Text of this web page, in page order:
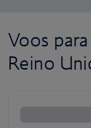
Voos
Reino